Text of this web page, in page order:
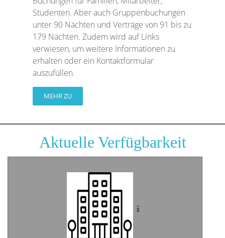
Studenten. Aber auch Gruppenbuchungen
unter 90 Nächten und Verträge von 91 bis zu
179 Nächten. Zudem wird auf Links
verwiesen, um weitere Informationen zu
erhalten oder ein Kontaktformular
auszufüllen.
MEHR ZU
Aktuelle Verfügbarkeit